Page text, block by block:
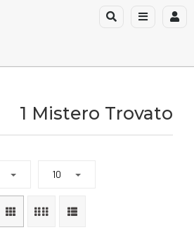
1 Mistero Trovato
10